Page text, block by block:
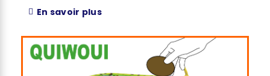
En savoir plus